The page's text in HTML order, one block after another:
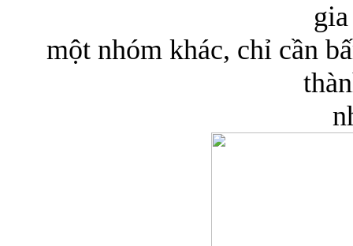
một nhóm khác, chỉ cần